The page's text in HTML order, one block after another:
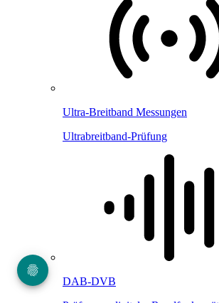
Ultra-Breitband Messungen
Ultrabreitband-Prüfung
DAB-DVB